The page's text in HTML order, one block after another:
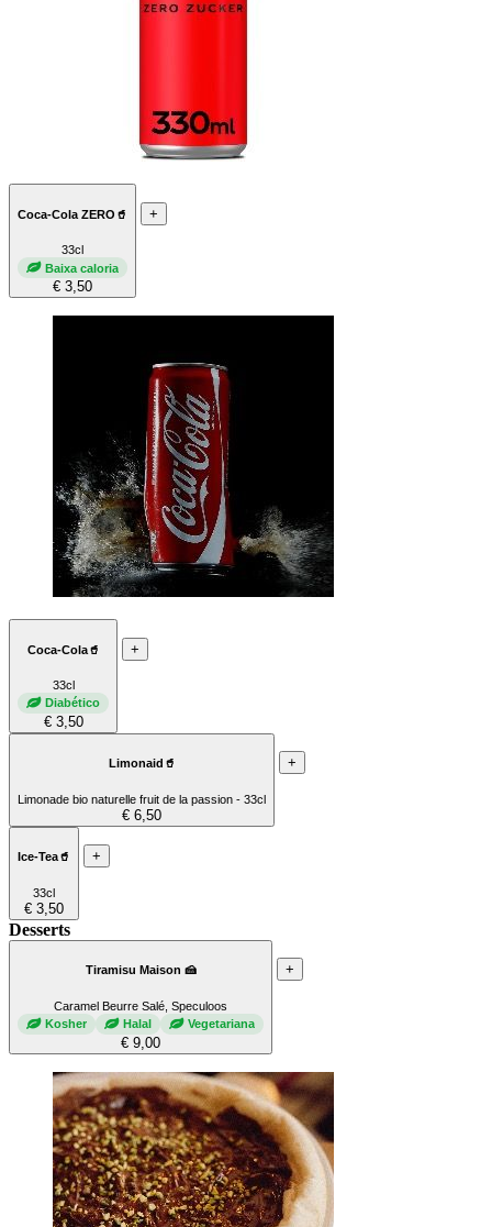
Coca-Cola ZERO🥤
33cl
Baixa caloria
€ 3,50
+
Coca-Cola🥤
33cl
Diabético
€ 3,50
+
Limonaid🥤
Limonade bio naturelle fruit de la passion - 33cl
€ 6,50
+
Ice-Tea🥤
33cl
€ 3,50
+
Desserts
Tiramisu Maison 🍰
Caramel Beurre Salé, Speculoos
Kosher
Halal Vegetariana
€ 9,00
+